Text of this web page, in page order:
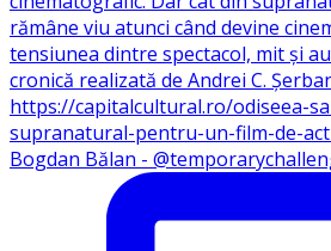
Bogdan Bălan -